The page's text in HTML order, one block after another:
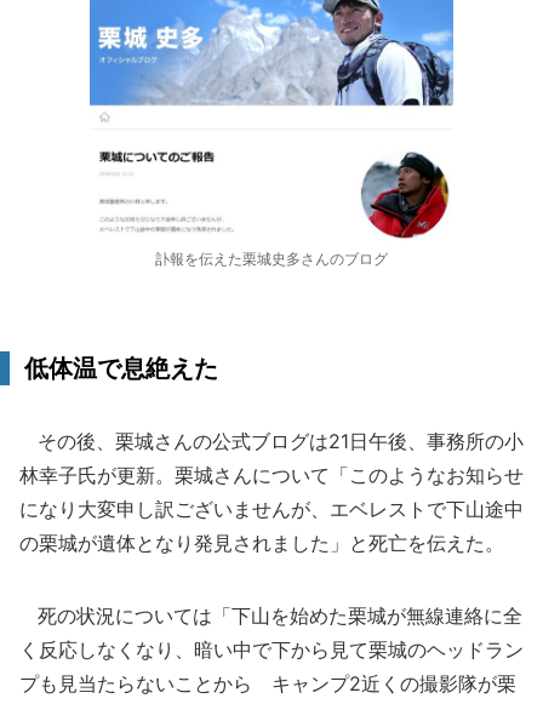
訃報を伝えた栗城史多さんのブログ
低体温で息絶えた
その後、栗城さんの公式ブログは21日午後、事務所の小
林幸子氏が更新。栗城さんについて「このようなお知らせ
になり大変申し訳ございませんが、エベレストで下山途中
の栗城が遺体となり発見されました」と死亡を伝えた。
死の状況については「下山を始めた栗城が無線連絡に全
く反応しなくなり、暗い中で下から見て栗城のヘッドラン
プも見当たらないことから キャンプ2近くの撮影隊が栗